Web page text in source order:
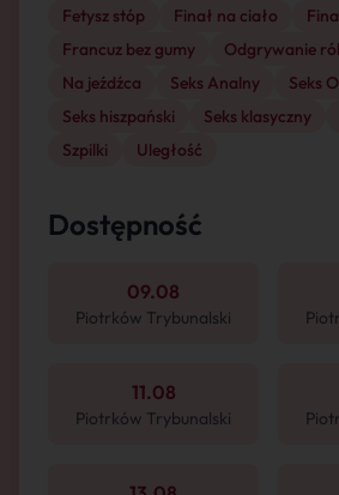
Fetysz stóp
Finał na ciało
Francuz bez gumy
Odgrywanie ról
Na jeźdźca
Seks Analny
Seks
Seks hiszpański
Seks klasyczny
Szpilki
Uległość
Dostępność
09.08
Piotrków Trybunalski
11.08
Piotrków Trybunalski